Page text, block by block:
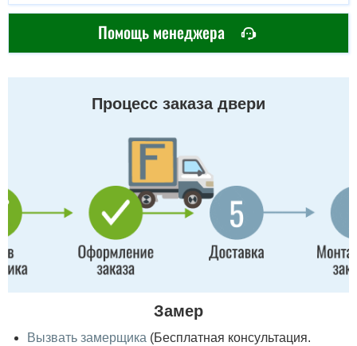
Помощь менеджера
Процесс заказа двери
Замер
Вызвать замерщика (Бесплатная консультация.